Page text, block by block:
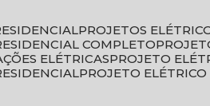
PROJETOS
COMPLETO
ELÉTRICAS
PROJETO
PROJETO ELÉTRICO